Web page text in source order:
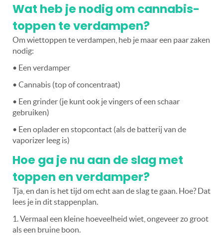
Wat heb je nodig om cannabis-
toppen te verdampen?
Om wiettoppen te verdampen, heb je maar een paar zaken
nodig:
• Een verdamper
• Cannabis (top of concentraat)
• Een grinder (je kunt ook je vingers of een schaar
gebruiken)
• Een oplader en stopcontact (als de batterij van de
vaporizer leeg is)
Hoe ga je nu aan de slag met
toppen en verdamper?
Tja, en dan is het tijd om echt aan de slag te gaan. Hoe? Dat
lees je in dit stappenplan.
1. Vermaal een kleine hoeveelheid wiet, ongeveer zo groot
als een bruine boon.